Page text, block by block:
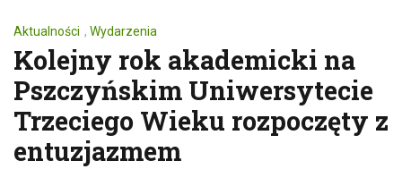
Aktualności , Wydarzenia
Kolejny rok akademicki na
Pszczyńskim Uniwersytecie
Trzeciego Wieku rozpoczęty z
entuzjazmem